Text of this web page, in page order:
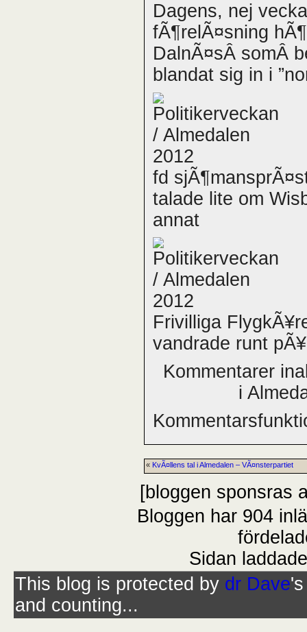
Dagens, nej
fÃ¶relÃ¤sning
DalnÃ¤sÂ somÂ
blandat sig in i
fd
talade lite om
annat
Frivilliga
vandrade runt
Kommentarer
i
« KvÃ¤llens tal i Almedalen – VÃ¤nsterpartiet
[bloggen sponsras
Bloggen har 904
Sidan
This blog is protected by dr Dave
and counting...